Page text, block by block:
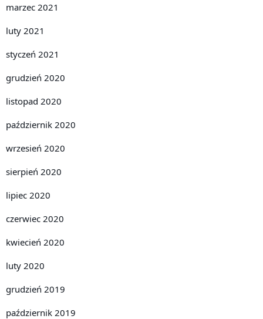
marzec 2021
luty 2021
styczeń 2021
grudzień 2020
listopad 2020
październik 2020
wrzesień 2020
sierpień 2020
lipiec 2020
czerwiec 2020
kwiecień 2020
luty 2020
grudzień 2019
październik 2019